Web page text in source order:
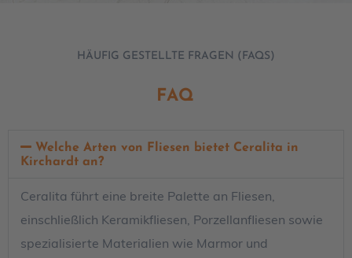
HÄUFIG GESTELLTE FRAGEN (FAQS)
FAQ
Welche Arten von Fliesen bietet Ceralita in
Kirchardt an?
Ceralita führt eine breite Palette an Fliesen,
einschließlich Keramikfliesen, Porzellanfliesen sowie
spezialisierte Materialien wie Marmor und